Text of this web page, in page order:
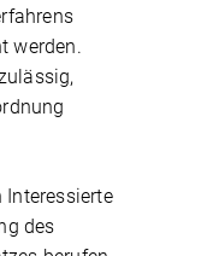
werden.
Interessierte
des